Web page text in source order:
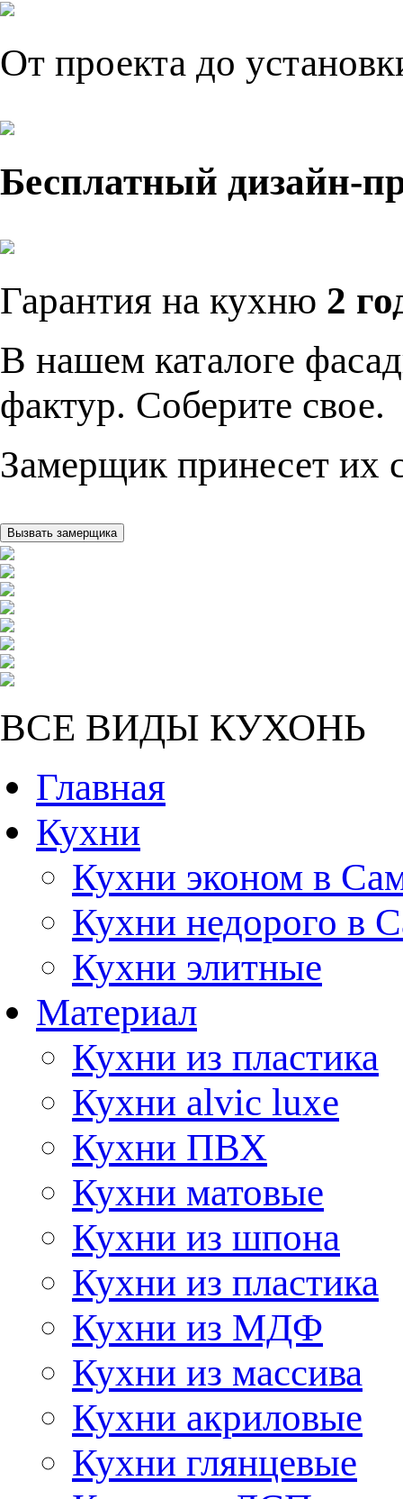
От проекта до
Бесплатный дизайн-
Гарантия на кухню 2
В нашем каталоге
фактур. Соберите свое.
Замерщик принесет их
ВСЕ ВИДЫ КУХОНЬ
Главная
Кухни
Кухни эконом в
Кухни недорого в
Кухни элитные
Материал
Кухни из пластика
Кухни alvic luxe
Кухни ПВХ
Кухни матовые
Кухни из шпона
Кухни из пластика
Кухни из МДФ
Кухни из массива
Кухни акриловые
Кухни глянцевые